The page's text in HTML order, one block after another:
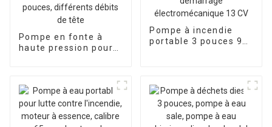
Pompe en fonte à
haute pression pour
pouces, 3 pouces et 4
pouces, différents
débits de tête
Pompe à incendie
portable 3 pouces 90
CV